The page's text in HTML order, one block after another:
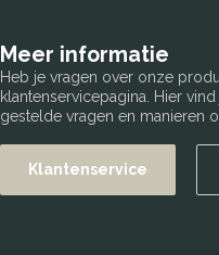
Meer informatie
Heb je vragen over onze
klantenservicepagina. Hier
gestelde vragen en manieren
Klantenservice